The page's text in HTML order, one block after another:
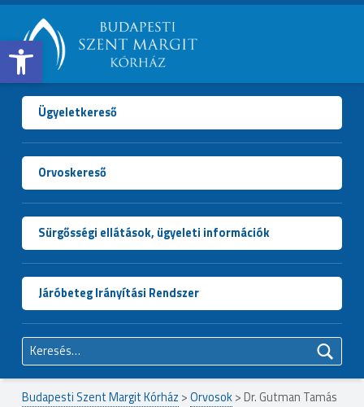
Open toolbar
BUDAPESTI
SZENT
MARGIT
KÓRHÁZ
Ügyeletkereső
Orvoskereső
Sürgősségi ellátások, ügyeleti információk
Járóbeteg Irányítási Rendszer
Keresés:
Budapesti Szent Margit Kórház >Orvosok> Dr. Gutman Tamás